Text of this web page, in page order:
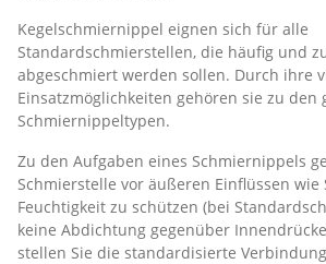
Kegelschmiernippel eignen sich für alle
Standardschmierstellen, die häufig und
abgeschmiert werden sollen. Durch ihre
Einsatzmöglichkeiten gehören sie zu den
Schmiernippeltypen.
Zu den Aufgaben eines Schmiernippels
Schmierstelle vor äußeren Einflüssen wie
Feuchtigkeit zu schützen (bei
keine Abdichtung gegenüber
stellen Sie die standardisierte